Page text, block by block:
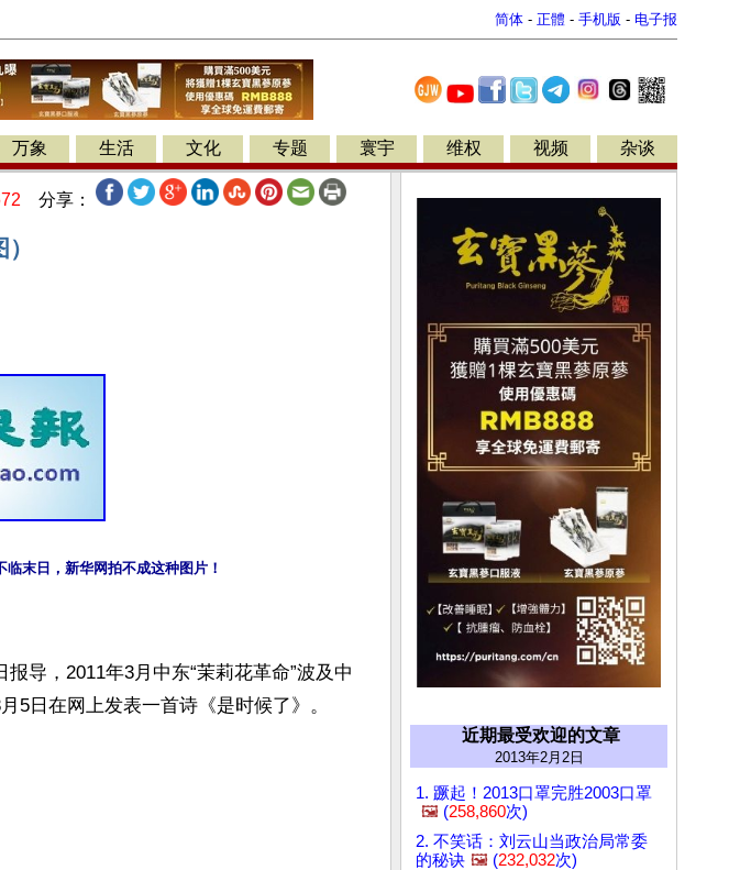
简体 - 正體 - 手机版 - 电子报
万象 生活 文化 专题 寰宇 维权 视频 杂谈
分享：
末日，新华网拍不成这种图片！
导，2011年3月中东“茉莉花革命”波及中
5日在网上发表一首诗《是时候了》。
近期最受欢迎的文章
2013年2月2日
1. 蹶起！2013口罩完胜2003口罩
🖼️ (258,860次)
2. 不笑话：刘云山当政治局常委
的秘诀 🖼️ (232,032次)